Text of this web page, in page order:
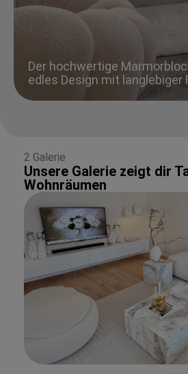
Der hochwertige
edles Design mit langlebiger
2 Galerie
Unsere Galerie zeigt dir
Wohnräumen